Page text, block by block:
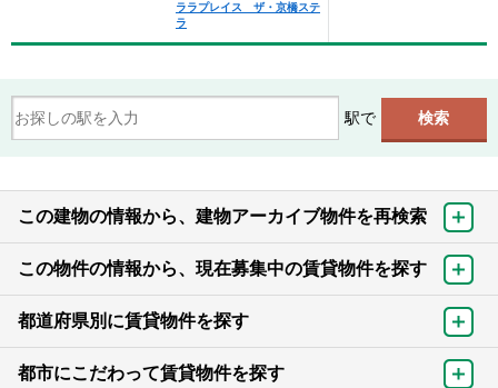
ララプレイス ザ・京橋ステ
ラ
駅で
この建物の情報から、建物アーカイブ物件を再検索
この物件の情報から、現在募集中の賃貸物件を探す
都道府県別に賃貸物件を探す
都市にこだわって賃貸物件を探す